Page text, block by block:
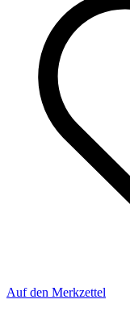
Auf den Merkzettel